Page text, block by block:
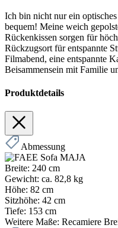
Ich bin nicht nur ein
bequem! Meine weich
Rückenkissen sorgen für
Rückzugsort für entspannte
Filmabend, eine entspannte
Beisammensein mit Familie
Produktdetails
Abmessung
Breite: 240 cm
Gewicht: ca. 82,8 kg
Höhe: 82 cm
Sitzhöhe: 42 cm
Tiefe: 153 cm
Weitere Maße: Recamiere